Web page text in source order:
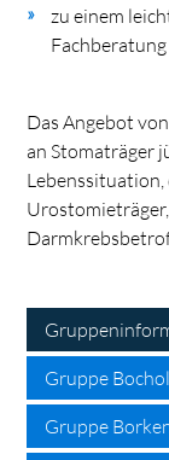
zu einem
Das Angebot
an Stomaträger
Gruppe
Gruppe